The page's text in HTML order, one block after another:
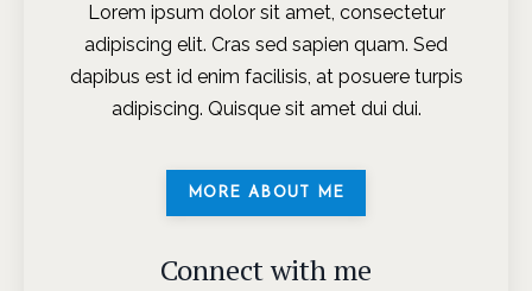
Lorem ipsum dolor sit amet, consectetur
adipiscing elit. Cras sed sapien quam. Sed
dapibus est id enim facilisis, at posuere turpis
adipiscing. Quisque sit amet dui dui.
MORE ABOUT ME
Connect with me